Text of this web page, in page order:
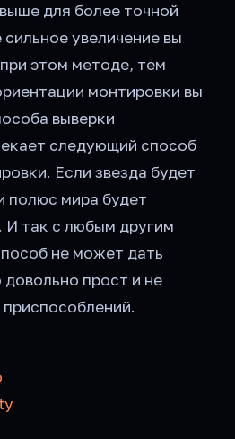
для более точной
увеличение вы
этом методе, тем
монтировки вы
выверки
следующий способ
Если звезда будет
полюс мира будет
И так с любым другим
не может дать
прост и не